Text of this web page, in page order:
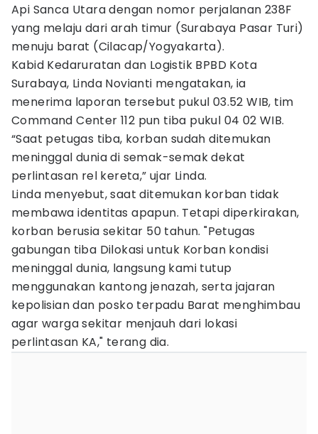
Api Sanca Utara dengan nomor perjalanan 238F
yang melaju dari arah timur (Surabaya Pasar Turi)
menuju barat (Cilacap/Yogyakarta).
Kabid Kedaruratan dan Logistik BPBD Kota
Surabaya, Linda Novianti mengatakan, ia
menerima laporan tersebut pukul 03.52 WIB, tim
Command Center 112 pun tiba pukul 04 02 WIB.
“Saat petugas tiba, korban sudah ditemukan
meninggal dunia di semak-semak dekat
perlintasan rel kereta,” ujar Linda.
Linda menyebut, saat ditemukan korban tidak
membawa identitas apapun. Tetapi diperkirakan,
korban berusia sekitar 50 tahun. "Petugas
gabungan tiba Dilokasi untuk Korban kondisi
meninggal dunia, langsung kami tutup
menggunakan kantong jenazah, serta jajaran
kepolisian dan posko terpadu Barat menghimbau
agar warga sekitar menjauh dari lokasi
perlintasan KA," terang dia.